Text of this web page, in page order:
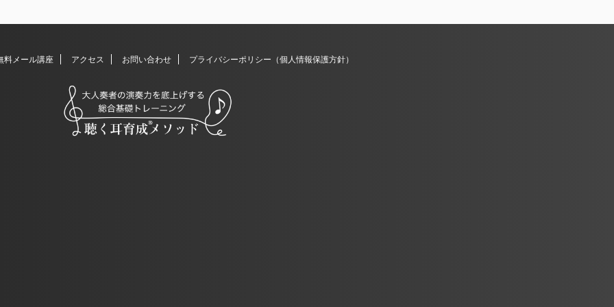
料メール講座 アクセス お問い合わせ プライバシーポリシー（個人情報保護方針）